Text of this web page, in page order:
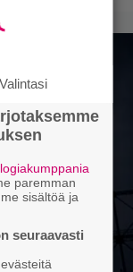
Valintasi
paremman
sisältöä ja
seuraavasti